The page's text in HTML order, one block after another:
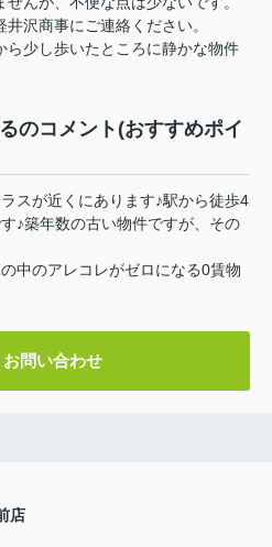
沢商事にご連絡ください。
ら少し歩いたところに静かな物件
のコメント(おすすめポイ
スが近くにあります♪駅から徒歩4
♪築年数の古い物件ですが、その
中のアレコレがゼロになる0賃物
お問い合わせ
店